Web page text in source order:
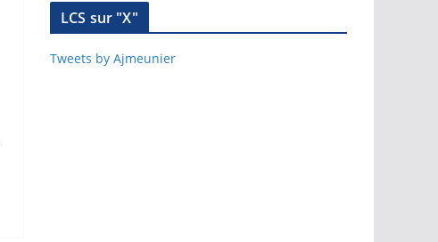
LCS sur "X"
Tweets by Ajmeunier